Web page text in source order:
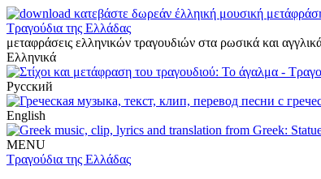
Τραγούδια της Ελλάδας
μεταφράσεις ελληνικών τραγουδιών στα ρωσικά και
Ελληνικά
Русский
English
MENU
Τραγούδια της Ελλάδας